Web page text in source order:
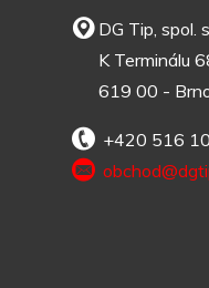
DG Tip, spol.
K Terminálu
619 00 -
+420 516